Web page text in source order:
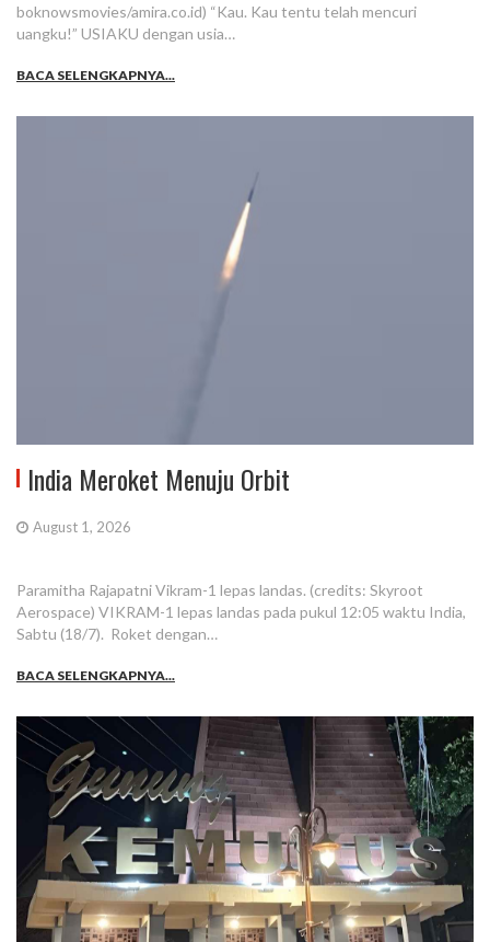
boknowsmovies/amira.co.id) “Kau. Kau tentu telah mencuri
uangku!” USIAKU dengan usia…
BACA SELENGKAPNYA...
India Meroket Menuju Orbit
August 1, 2026
Paramitha Rajapatni Vikram-1 lepas landas. (credits: Skyroot
Aerospace) VIKRAM-1 lepas landas pada pukul 12:05 waktu India,
Sabtu (18/7). Roket dengan…
BACA SELENGKAPNYA...